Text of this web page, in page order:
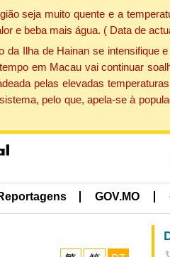
seja muito quente e a
e beba mais água. ( Data de
Ilha de Hainan se intensifique
em Macau vai continuar
pelas elevadas
pelo que, apela-se à
GOV.MO